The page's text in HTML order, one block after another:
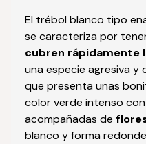
El trébol blanco tipo
se caracteriza por
cubren rápidamente
una especie agresiva y
que presenta unas
color verde intenso
acompañadas de
blanco y forma